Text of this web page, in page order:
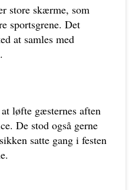
store skærme, som
sportsgrene. Det
at samles med
løfte gæsternes aften
De stod også gerne
satte gang i festen